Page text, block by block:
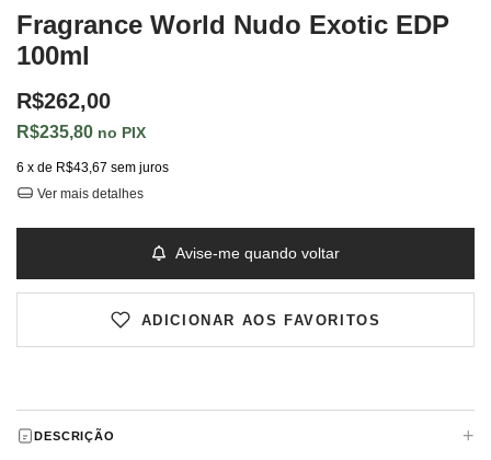
Fragrance World Nudo Exotic EDP
100ml
R$262,00
R$235,80 PIX
6 x de R$43,67 sem juros
Ver mais detalhes
Avise-me quando voltar
ADICIONAR AOS FAVORITOS
DESCRIÇÃO +